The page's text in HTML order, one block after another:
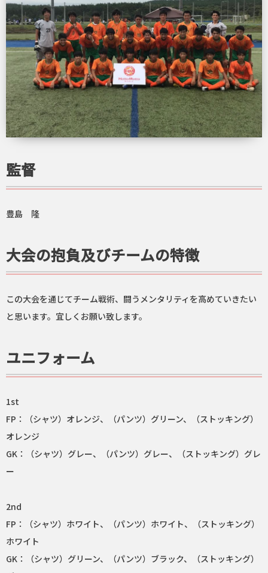
監督
豊島 隆
大会の抱負及びチームの特徴
この大会を通じてチーム戦術、闘うメンタリティを高めていきたい
と思います。宜しくお願い致します。
ユニフォーム
1st
FP：（シャツ）オレンジ、（パンツ）グリーン、（ストッキング）
オレンジ
GK：（シャツ）グレー、（パンツ）グレー、（ストッキング）グレ
ー
2nd
FP：（シャツ）ホワイト、（パンツ）ホワイト、（ストッキング）
ホワイト
GK：（シャツ）グリーン、（パンツ）ブラック、（ストッキング）